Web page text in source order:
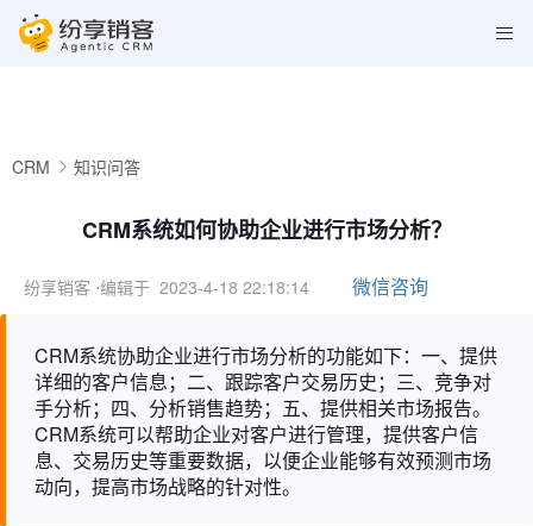
CRM 知识问答
CRM系统如何协助企业进行市场分析？
纷享销客 ⋅编辑于 2023-4-18 22:18:14 微信咨询
CRM系统协助企业进行市场分析的功能如下：一、提供
详细的客户信息；二、跟踪客户交易历史；三、竞争对
手分析；四、分析销售趋势；五、提供相关市场报告。
CRM系统可以帮助企业对客户进行管理，提供客户信
息、交易历史等重要数据，以便企业能够有效预测市场
动向，提高市场战略的针对性。